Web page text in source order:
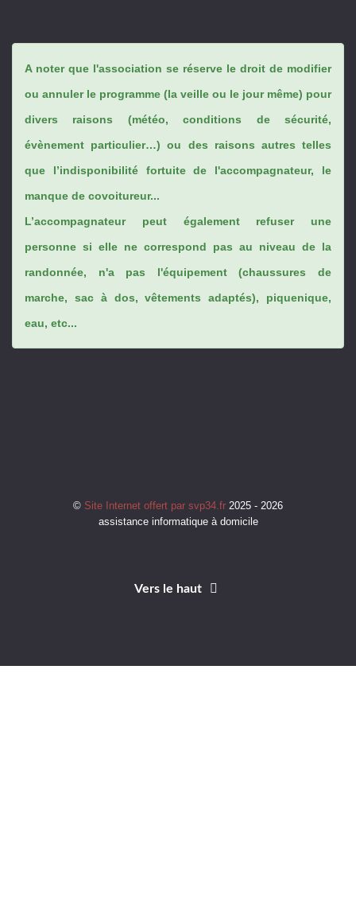
A noter que l'association se réserve le droit de modifier
ou annuler le programme (la veille ou le jour même) pour
divers raisons (météo, conditions de sécurité,
évènement particulier…) ou des raisons autres telles
que l’indisponibilité fortuite de l'accompagnateur, le
manque de covoitureur...
L’accompagnateur peut également refuser une
personne si elle ne correspond pas au niveau de la
randonnée, n'a pas l'équipement (chaussures de
marche, sac à dos, vêtements adaptés), piquenique,
eau, etc...
© Site Internet offert par svp34.fr 2025 - 2026
assistance informatique à domicile
Vers le haut